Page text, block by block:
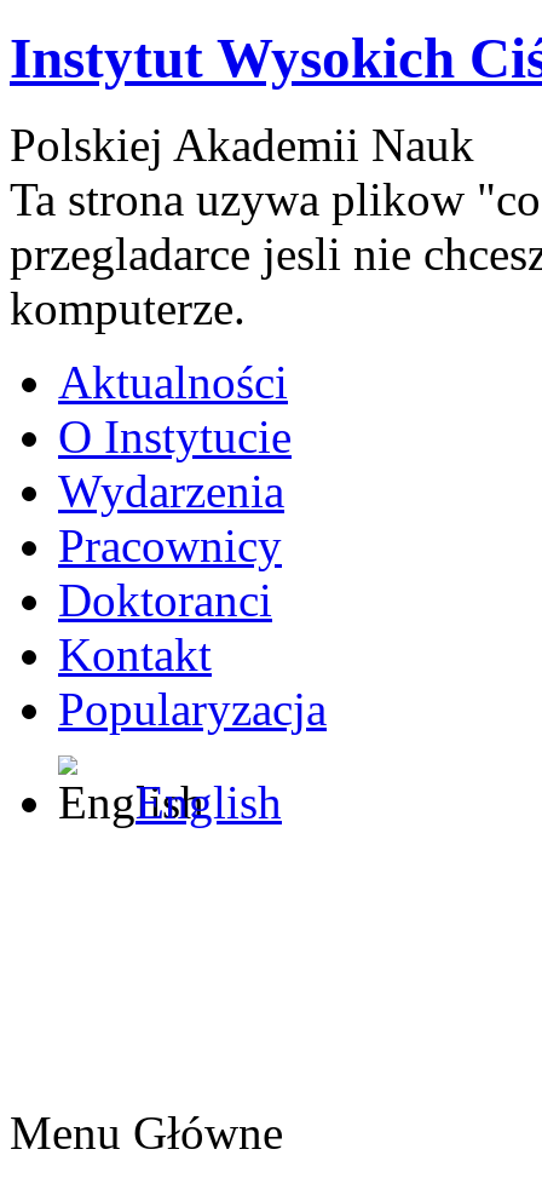
Instytut Wysokich
Polskiej Akademii Nauk
Ta strona uzywa plikow
przegladarce jesli nie
komputerze.
Aktualności
O Instytucie
Wydarzenia
Pracownicy
Doktoranci
Kontakt
Popularyzacja
English
Menu Główne